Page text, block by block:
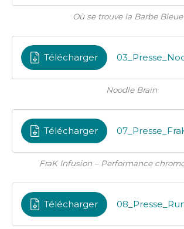
Où se trouve la Barbe
Télécharger
Noodle Brain
Télécharger
FraK Infusion – Performance
Télécharger